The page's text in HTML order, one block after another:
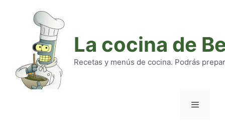
La cocina de
Recetas y menús de cocina. Podrás